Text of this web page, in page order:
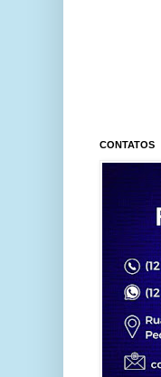
CONTATOS